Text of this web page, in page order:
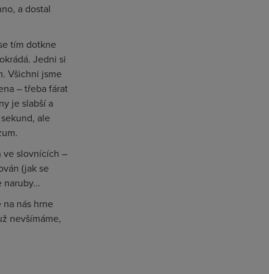
a dostal
tím dotkne
Jedni si
Všichni jsme
– třeba fárat
je slabší a
ale
ve slovnících –
(jak se
nás hrne
nevšímáme,